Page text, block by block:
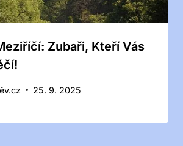
Zubaři, Kteří Vás
25. 9. 2025